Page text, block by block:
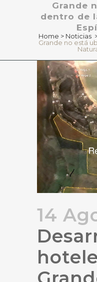
Grande
dentro de
Home > Noticias
Grande no está
14